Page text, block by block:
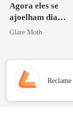
Agora eles se
ajoelham diante
de mim
Glare Moth